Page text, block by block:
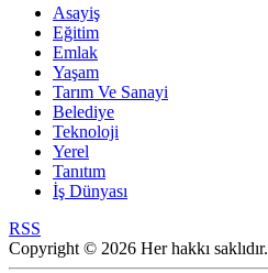
Asayiş
Eğitim
Emlak
Yaşam
Tarım Ve Sanayi
Belediye
Teknoloji
Yerel
Tanıtım
İş Dünyası
RSS
Copyright © 2026 Her hakkı saklıdır.